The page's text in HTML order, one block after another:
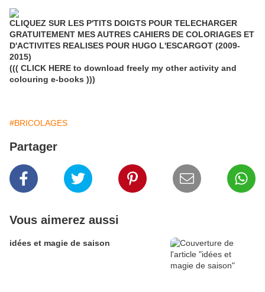
CLIQUEZ SUR LES P'TITS DOIGTS POUR TELECHARGER
GRATUITEMENT MES AUTRES CAHIERS DE COLORIAGES ET
D'ACTIVITES REALISES POUR HUGO L'ESCARGOT (2009-
2015)
((( CLICK HERE to download freely my other activity and
colouring e-books )))
#BRICOLAGES
Partager
Vous aimerez aussi
idées et magie de saison